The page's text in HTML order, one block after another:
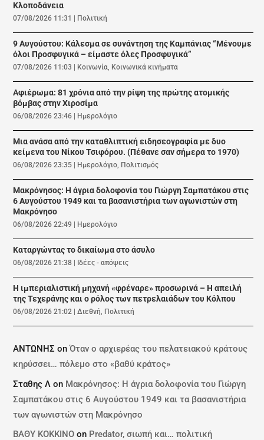
Κλοποδάνεια
07/08/2026 11:31 Πολιτική
9 Αυγούστου: Κάλεσμα σε συνάντηση της Καμπάνιας “Μένουμε
όλοι Προσφυγικά – είμαστε όλες Προσφυγικά”
07/08/2026 11:03 Κοινωνία, Κοινωνικά κινήματα
Αφιέρωμα: 81 χρόνια από την ρίψη της πρώτης ατομικής
βόμβας στην Χιροσίμα
06/08/2026 23:46 Ημερολόγιο
Μια ανάσα από την καταθλιπτική ειδησεογραφία με δυο
κείμενα του Νίκου Τσιφόρου. (Πέθανε σαν σήμερα το 1970)
06/08/2026 23:35 Ημερολόγιο, Πολιτισμός
Μακρόνησος: Η άγρια δολοφονία του Γιώργη Σαμπατάκου στις
6 Αυγούστου 1949 και τα βασανιστήρια των αγωνιστών στη
Μακρόνησο
06/08/2026 22:49 Ημερολόγιο
Καταργώντας το δικαίωμα στο άσυλο
06/08/2026 21:38 Ιδέες - απόψεις
Η ιμπεριαλιστική μηχανή «φρέναρε» προσωρινά – Η απειλή
της Τεχεράνης και ο ρόλος των πετρελαιάδων του Κόλπου
06/08/2026 21:02 |Διεθνή, Πολιτική
ΑΝΤΩΝΗΣ onΌταν ο αρχιερέας του πελατειακού κράτους
κηρύσσει… πόλεμο στο «βαθύ κράτος»
Σταθης Λ on Μακρόνησος: Η άγρια δολοφονία του Γιώργη
Σαμπατάκου στις 6 Αυγούστου 1949 και τα βασανιστήρια
των αγωνιστών στη Μακρόνησο
ΒΑΘΥ ΚΟΚΚΙΝΟ on Predator, σιωπή και… πολιτική